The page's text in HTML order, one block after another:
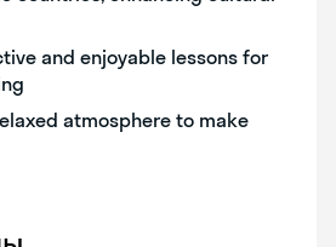
and enjoyable lessons for
atmosphere to make